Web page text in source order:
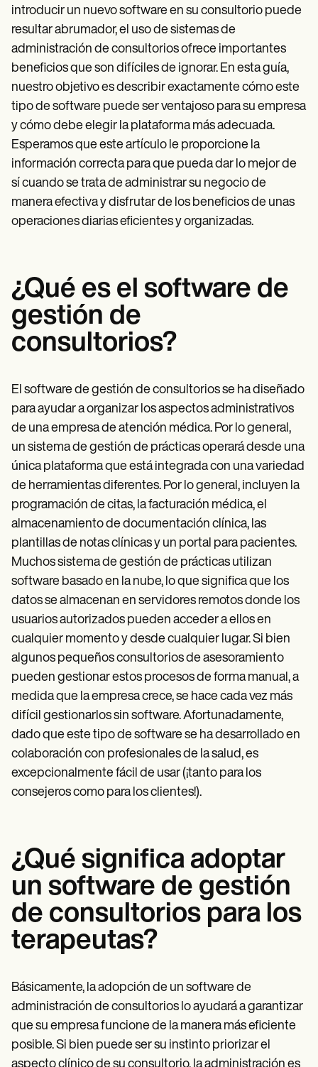
introducir un nuevo software en su consultorio puede
resultar abrumador, el uso de sistemas de
administración de consultorios ofrece importantes
beneficios que son difíciles de ignorar. En esta guía,
nuestro objetivo es describir exactamente cómo este
tipo de software puede ser ventajoso para su empresa
y cómo debe elegir la plataforma más adecuada.
Esperamos que este artículo le proporcione la
información correcta para que pueda dar lo mejor de
sí cuando se trata de administrar su negocio de
manera efectiva y disfrutar de los beneficios de unas
operaciones diarias eficientes y organizadas.
¿Qué es el software de
gestión de
consultorios?
El software de gestión de consultorios se ha diseñado
para ayudar a organizar los aspectos administrativos
de una empresa de atención médica. Por lo general,
un sistema de gestión de prácticas operará desde una
única plataforma que está integrada con una variedad
de herramientas diferentes. Por lo general, incluyen la
programación de citas, la facturación médica, el
almacenamiento de documentación clínica, las
plantillas de notas clínicas y un portal para pacientes.
Muchos sistema de gestión de prácticas utilizan
software basado en la nube, lo que significa que los
datos se almacenan en servidores remotos donde los
usuarios autorizados pueden acceder a ellos en
cualquier momento y desde cualquier lugar. Si bien
algunos pequeños consultorios de asesoramiento
pueden gestionar estos procesos de forma manual, a
medida que la empresa crece, se hace cada vez más
difícil gestionarlos sin software. Afortunadamente,
dado que este tipo de software se ha desarrollado en
colaboración con profesionales de la salud, es
excepcionalmente fácil de usar (¡tanto para los
consejeros como para los clientes!).
¿Qué significa adoptar
un software de gestión
de consultorios para los
terapeutas?
Básicamente, la adopción de un software de
administración de consultorios lo ayudará a garantizar
que su empresa funcione de la manera más eficiente
posible. Si bien puede ser su instinto priorizar el